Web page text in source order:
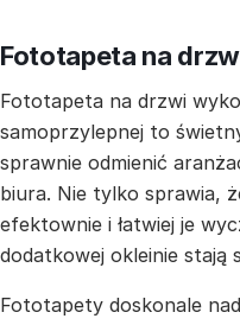
Fototapeta na
Fototapeta na drzwi
samoprzylepnej to
sprawnie odmienić
biura. Nie tylko sprawia,
efektownie i łatwiej je
dodatkowej okleinie stają
Fototapety doskonale